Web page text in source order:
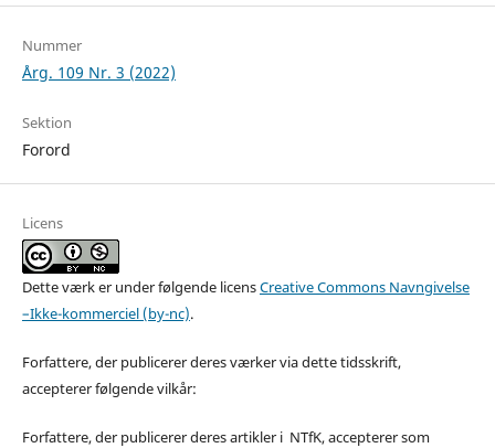
Nummer
Årg. 109 Nr. 3 (2022)
Sektion
Forord
Licens
Dette værk er under følgende licensCreative Commons Navngivelse
–Ikke-kommerciel (by-nc).
Forfattere, der publicerer deres værker via dette tidsskrift,
accepterer følgende vilkår:
Forfattere, der publicerer deres artikler i NTfK, accepterer som